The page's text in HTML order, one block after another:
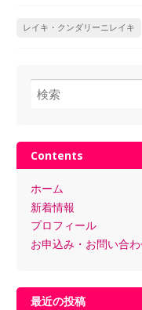
レイキ・クンダリーニレイキ
検索:
Contents
ホーム
新着情報
プロフィール
お申込み・お問い合
最近の投稿